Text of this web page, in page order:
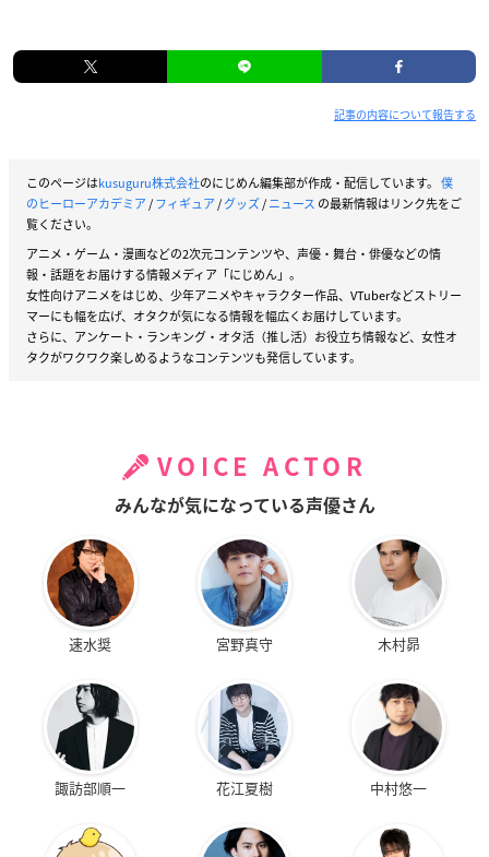
記事の内容について報告する
このページはkusuguru株式会社のにじめん編集部が作成・配信しています。 僕
のヒーローアカデミア/フィギュア/グッズ/ニュース の最新情報はリンク先をご
覧ください。
アニメ・ゲーム・漫画などの2次元コンテンツや、声優・舞台・俳優などの情
報・話題をお届けする情報メディア「にじめん」。
女性向けアニメをはじめ、少年アニメやキャラクター作品、VTuberなどストリー
マーにも幅を広げ、オタクが気になる情報を幅広くお届けしています。
さらに、アンケート・ランキング・オタ活（推し活）お役立ち情報など、女性オ
タクがワクワク楽しめるようなコンテンツも発信しています。
VOICE ACTOR
みんなが気になっている声優さん
速水奨 宮野真守 木村昴
諏訪部順一 花江夏樹 中村悠一